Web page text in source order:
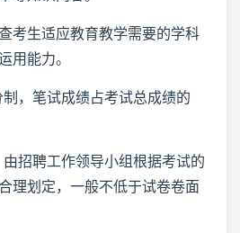
考生适应教育教学需要的学科
用能力。
，笔试成绩占考试总成绩的
招聘工作领导小组根据考试的
理划定，一般不低于试卷卷面